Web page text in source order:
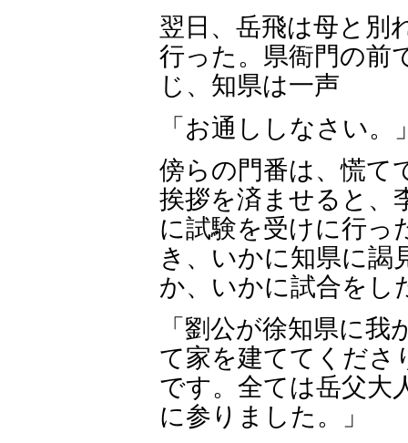
翌日、岳飛は母と別
行った。県衙門の前
じ、知県は一声
「お通ししなさい。
傍らの門番は、慌て
挨拶を済ませると、
に試験を受けに行っ
き、いかに知県に謁
か、いかに試合をし
「劉公が徐知県に
て家を建ててくださ
です。全ては岳父大
に参りました。」